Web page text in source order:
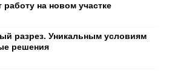
работу на новом участке
разрез. Уникальным условиям
решения